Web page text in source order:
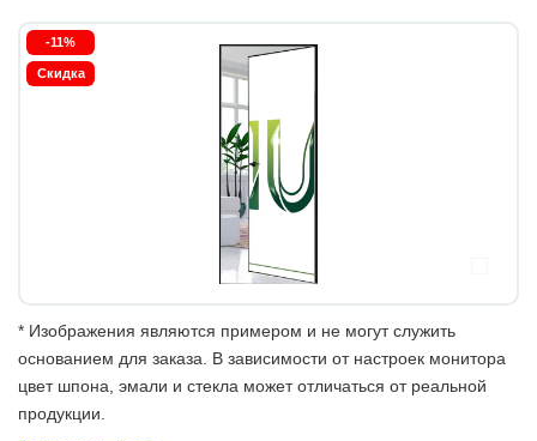
-11%
Скидка
* Изображения являются примером и не могут служить
основанием для заказа. В зависимости от настроек монитора
цвет шпона, эмали и стекла может отличаться от реальной
продукции.